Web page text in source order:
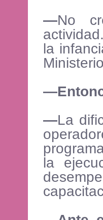
—No
la
—La
la